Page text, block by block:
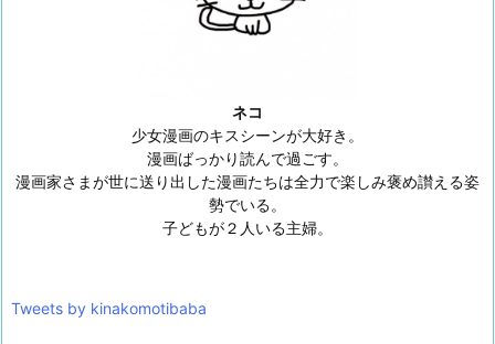
ネコ
少女漫画のキスシーンが大好き。
漫画ばっかり読んで過ごす。
漫画家さまが世に送り出した漫画たちは全力で楽しみ褒め讃える姿
勢でいる。
子どもが２人いる主婦。
Tweets by kinakomotibaba